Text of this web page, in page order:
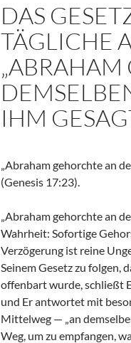
DAS
TÄGLICHE
IHM
„Abraham gehorchte an
(Genesis 17:23).
„Abraham gehorchte an
Wahrheit: Sofortige
Verzögerung ist reine
Seinem Gesetz zu folgen,
offenbart wurde, schließt
und Er antwortet mit
Mittelweg — „an
Weg, um zu empfangen,